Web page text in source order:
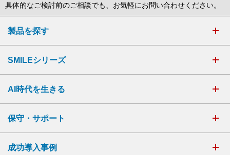
具体的なご検討前のご相談でも、お気軽にお問い合わせください。
製品を探す
SMILEシリーズ
AI時代を生きる
保守・サポート
成功導入事例